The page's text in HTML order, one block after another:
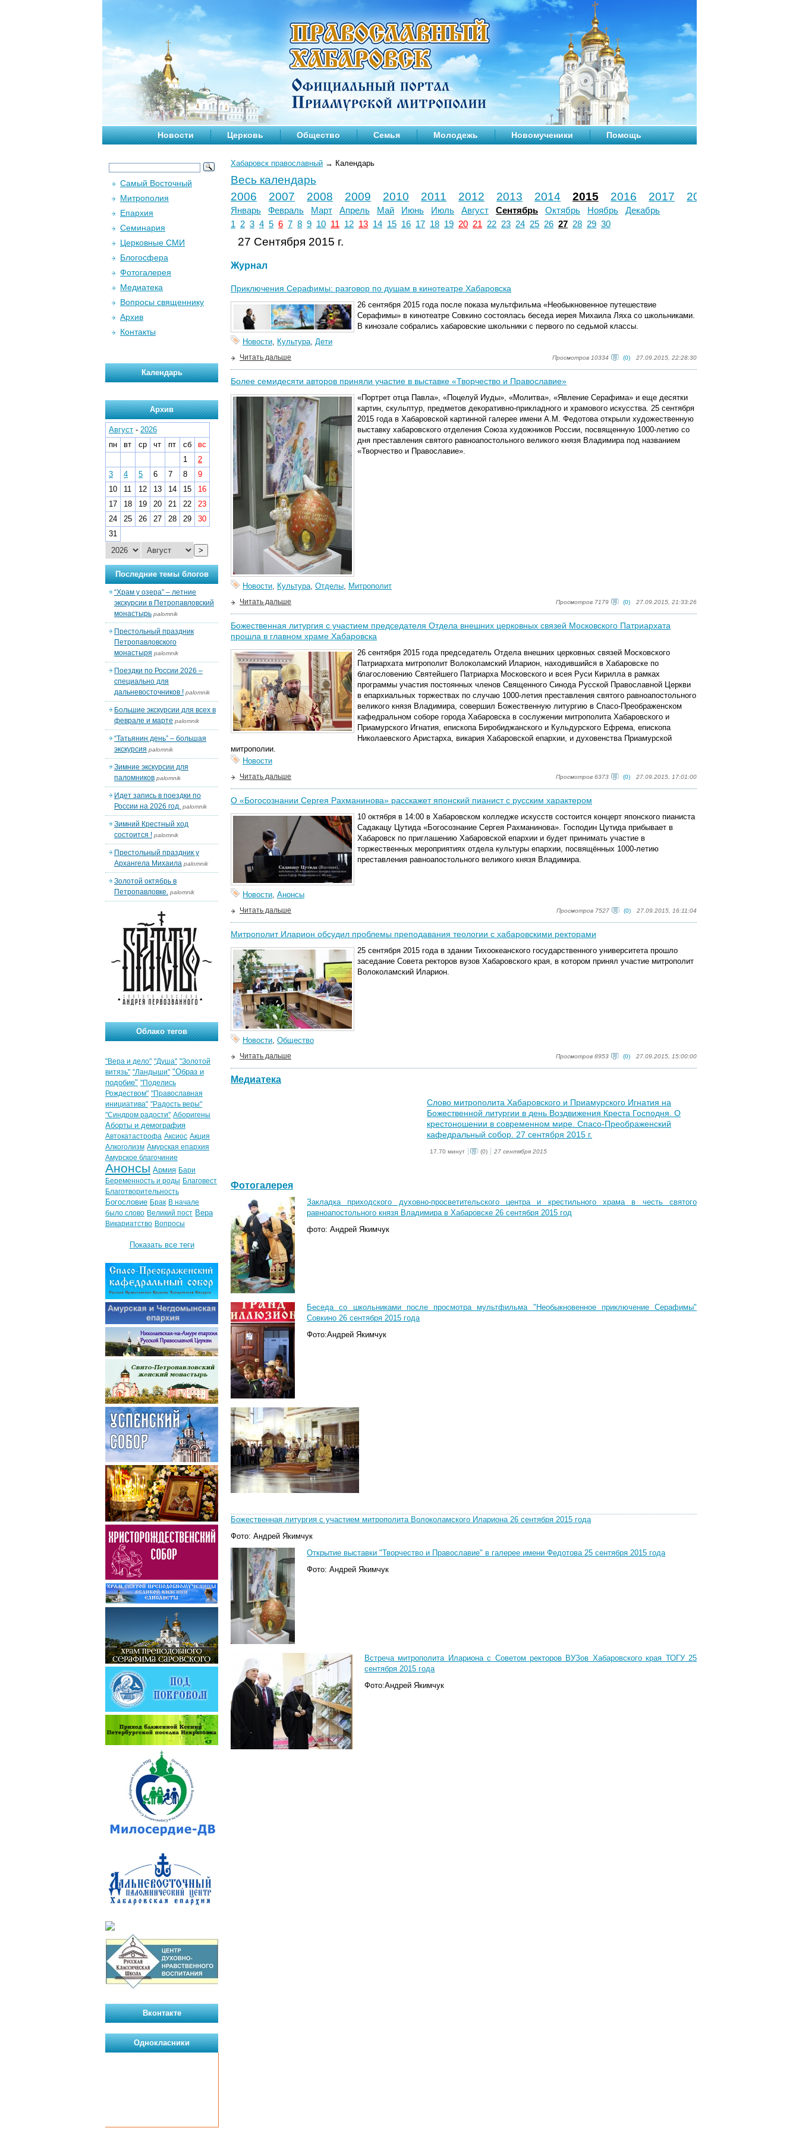
Новости Церковь Общество Семья Молодежь Новомученики Помощь
Хабаровск православный → Календарь
Весь календарь
2006
2007 2008 2009 2010 2011 2012 2013 2014 2015 2016 2017 2018
Январь Февраль Март Апрель Май Июнь Июль Август Сентябрь Октябрь Ноябрь
Декабрь
1
2 3 4 5 6 7 8 9 10 11 12 13 14 15 16 17 18 19 20 21 22 23 24 25 26 27 28 29 30
27 Сентября 2015 г.
Журнал
Приключения Серафимы: разговор по душам в кинотеатре Хабаровска
26 сентября 2015 года после показа мультфильма «Необыкновенное путешествие
Серафимы» в кинотеатре Совкино состоялась беседа иерея Михаила Ляха со школьниками.
В кинозале собрались хабаровские школьники с первого по седьмой классы.
Новости, Культура, Дети
Просмотров 10334 (0) 27.09.2015, 22:28:30
Читать дальше
Более семидесяти авторов приняли участие в выставке «Творчество и Православие»
«Портрет отца Павла», «Поцелуй Иуды», «Молитва», «Явление Серафима» и еще десятки
картин, скульптур, предметов декоративно-прикладного и храмового искусства. 25 сентября
2015 года в Хабаровской картинной галерее имени А.М. Федотова открыли художественную
выставку хабаровского отделения Союза художников России, посвященную 1000-летию со
дня преставления святого равноапостольного великого князя Владимира под названием
«Творчество и Православие».
Новости, Культура, Отделы, Митрополит
Просмотров 7179 (0) 27.09.2015, 21:33:26
Читать дальше
Божественная литургия с участием председателя Отдела внешних церковных связей Московского Патриархата
прошла в главном храме Хабаровска
26 сентября 2015 года председатель Отдела внешних церковных связей Московского
Патриархата митрополит Волоколамский Иларион, находившийся в Хабаровске по
благословению Святейшего Патриарха Московского и всея Руси Кирилла в рамках
программы участия постоянных членов Священного Синода Русской Православной Церкви
в епархиальных торжествах по случаю 1000-летия преставления святого равноапостольного
великого князя Владимира, совершил Божественную литургию в Спасо-Преображенском
кафедральном соборе города Хабаровска в сослужении митрополита Хабаровского и
Приамурского Игнатия, епископа Биробиджанского и Кульдурского Ефрема, епископа
Николаевского Аристарха, викария Хабаровской епархии, и духовенства Приамурской
митрополии.
Новости
Просмотров 6373 (0) 27.09.2015, 17:01:00
Читать дальше
О «Богосознании Сергея Рахманинова» расскажет японский пианист с русским характером
10 октября в 14:00 в Хабаровском колледже искусств состоится концерт японского пианиста
Садакацу Цутида «Богосознание Сергея Рахманинова». Господин Цутида прибывает в
Хабаровск по приглашению Хабаровской епархии и будет принимать участие в
торжественных мероприятиях отдела культуры епархии, посвящённых 1000-летию
преставления равноапостольного великого князя Владимира.
Новости Анонсы
Просмотров 7527 (0) 27.09.2015, 16:11:04
Читать дальше
Митрополит Иларион обсудил проблемы преподавания теологии с хабаровскими ректорами
25 сентября 2015 года в здании Тихоокеанского государственного университета прошло
заседание Совета ректоров вузов Хабаровского края, в котором принял участие митрополит
Волоколамский Иларион.
Новости Общество
Просмотров 8953 (0) 27.09.2015, 15:00:00
Читать дальше
Медиатека
Слово митрополита Хабаровского и Приамурского Игнатия на
Божественной литургии в день Воздвижения Креста Господня. О
крестоношении в современном мире. Спасо-Преображенский
кафедральный собор. 27 сентября 2015 г.
17.70 минут (0) 27 сентября 2015
Фотогалерея
Закладка приходского духовно-просветительского центра и крестильного храма в честь святого
равноапостольного князя Владимира в Хабаровске 26 сентября 2015 год
фото: Андрей Якимчук
Беседа со школьниками после просмотра мультфильма "Необыкновенное приключение Серафимы"
Совкино 26 сентября 2015 года
Фото:Андрей Якимчук
Божественная литургия с участием митрополита Волоколамского Илариона 26 сентября 2015 года
Фото: Андрей Якимчук
Открытие выставки "Творчество и Православие" в галерее имени Федотова 25 сентября 2015 года
Фото: Андрей Якимчук
Встреча митрополита Илариона с Советом ректоров ВУЗов Хабаровского края ТОГУ 25
сентября 2015 года
Фото:Андрей Якимчук
Самый Восточный
Митрополия
Епархия
Семинария
Церковные СМИ
Блогосфера
Фотогалерея
Медиатека
Вопросы священнику
Архив
Контакты
Календарь
Архив
Август - 2026
пн
вт ср чт пт сб
вс
1
2
3
4 5 6 7 8
9
10
11 12 13 14 15
16
17
18 19 20 21 22
23
24
25 26 27 28 29
30
31
>
Последние темы блогов
“Храм у озера” – летние
экскурсии в Петропавловский
монастырь palomnik
Престольный праздник
Петропавловского
монастыря palomnik
Поездки по России 2026 –
специально для
дальневосточников ! palomnik
Большие экскурсии для всех в
феврале и марте palomnik
“Татьянин день” – большая
экскурсия palomnik
Зимние экскурсии для
паломников palomnik
Идет запись в поездки по
России на 2026 год. palomnik
Зимний Крестный ход
состоится ! palomnik
Престольный праздник у
Архангела Михаила palomnik
Золотой октябрь в
Петропавловке. palomnik
Облако тегов
"Вера и дело" "Душа" "Золотой
витязь" "Ландыши" "Образ и
подобие" "Поделись
Рождеством" "Православная
инициатива" "Радость веры"
"Синдром радости" Аборигены
Аборты и демография
Автокатастрофа Аксиос Акция
Алкоголизм Амурская епархия
Амурское благочиние
Анонсы Армия Бари
Беременность и роды Благовест
Благотворительность
Богословие Брак В начале
было слово Великий пост Вера
Викариатство Вопросы
Показать все теги
Вконтакте
Однокласники